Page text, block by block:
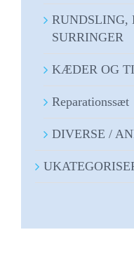
RUNDSLING,
SURRINGER
KÆDER OG
Reparationssæt
DIVERSE /